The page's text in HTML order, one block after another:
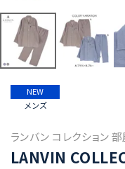
NEW
メンズ
ランバン コレクション
LANVIN